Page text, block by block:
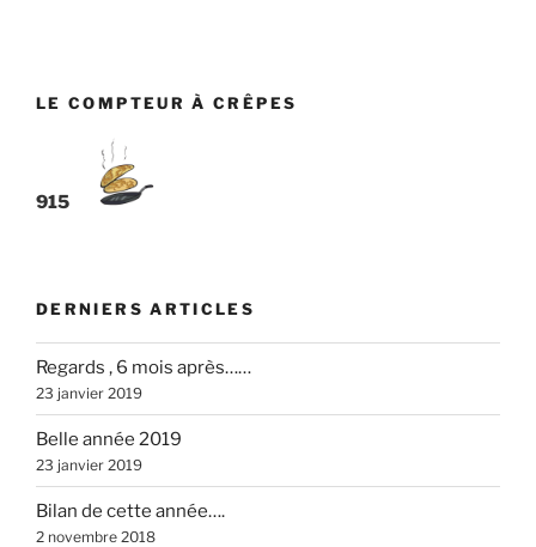
LE COMPTEUR À CRÊPES
915
DERNIERS ARTICLES
Regards , 6 mois après……
23 janvier 2019
Belle année 2019
23 janvier 2019
Bilan de cette année….
2 novembre 2018